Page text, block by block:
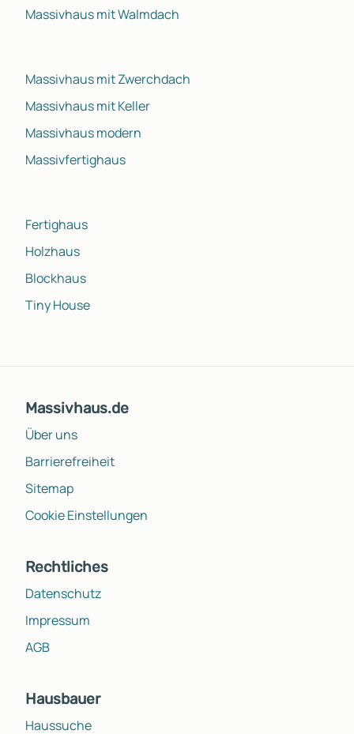
Massivhaus mit Walmdach
Massivhaus mit Zwerchdach
Massivhaus mit Keller
Massivhaus modern
Massivfertighaus
Fertighaus
Holzhaus
Blockhaus
Tiny House
Massivhaus.de
Über uns
Barrierefreiheit
Sitemap
Cookie Einstellungen
Rechtliches
Datenschutz
Impressum
AGB
Hausbauer
Haussuche